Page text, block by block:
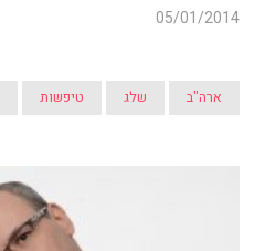
05/01/2014
ארה"ב שלג טיפשות